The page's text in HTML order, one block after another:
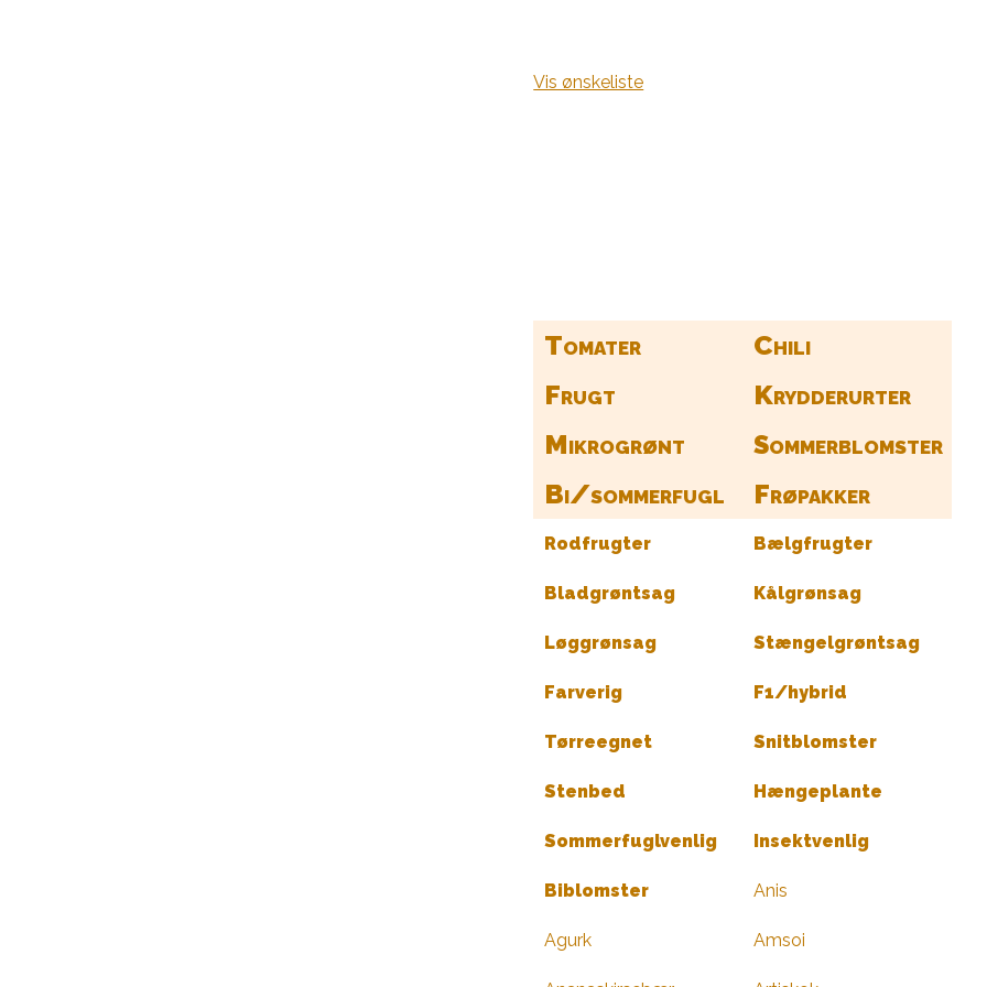
Vis ønskeliste
Tomater
Chili
Frugt
Krydderurter
Mikrogrønt
Sommerblomster
Bi/sommerfugl
Frøpakker
Rodfrugter Bælgfrugter
Bladgrøntsag Kålgrønsag
Løggrønsag Stængelgrøntsag
Farverig F1/hybrid
Tørreegnet Snitblomster
Stenbed Hængeplante
Sommerfuglvenlig Insektvenlig
Biblomster Anis
Agurk Amsoi